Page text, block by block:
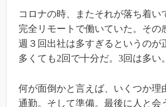
コロナの時、またそれが落ち着い
完全リモートで働いていた。その
週３回出社は多すぎるというのが
多くても2回で十分だ。3回は多い。
何が面倒かと言えば、いくつか理
通勤。そして準備。最後に人と会